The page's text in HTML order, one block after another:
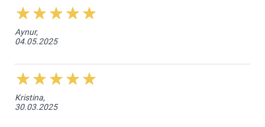
Aynur,
04.05.2025
Kristina,
30.03.2025